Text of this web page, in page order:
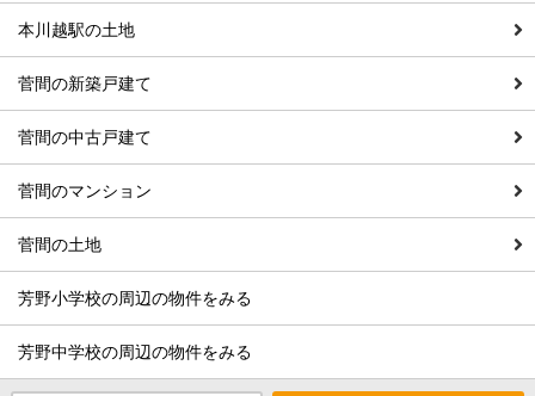
本川越駅の土地
菅間の新築戸建て
菅間の中古戸建て
菅間のマンション
菅間の土地
芳野小学校の周辺の物件をみる
芳野中学校の周辺の物件をみる